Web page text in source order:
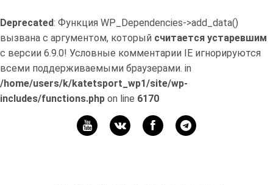
Deprecated: Функция WP_Dependencies->add_data()
вызвана с аргументом, который считается устаревшим
с версии 6.9.0! Условные комментарии IE игнорируются
всеми поддерживаемыми браузерами. in
/home/users/k/katetsport_wp1/site/wp-
includes/functions.php on line 6170
Мой